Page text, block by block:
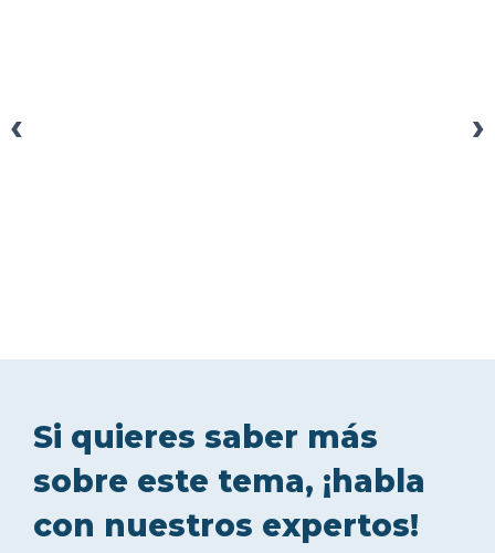
‹ ›
Si quieres saber más
sobre este tema, ¡habla
con nuestros expertos!